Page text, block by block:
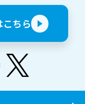
ちら